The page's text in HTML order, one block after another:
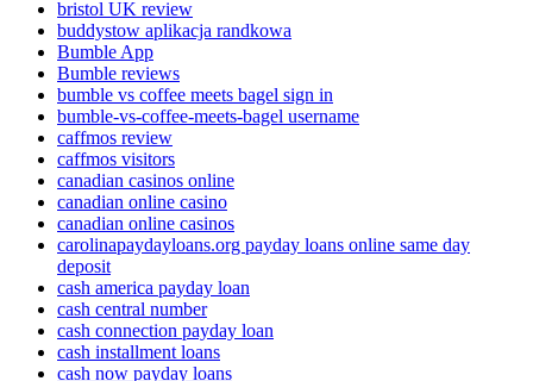
bristol UK review
buddystow aplikacja randkowa
Bumble App
Bumble reviews
bumble vs coffee meets bagel sign in
bumble-vs-coffee-meets-bagel username
caffmos review
caffmos visitors
canadian casinos online
canadian online casino
canadian online casinos
carolinapaydayloans.org payday loans online same day
deposit
cash america payday loan
cash central number
cash connection payday loan
cash installment loans
cash now payday loans